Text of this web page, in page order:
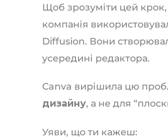
Щоб зрозуміти цей крок,
компанія
Diffusion. Вони
усередині редактора.
Canva вирішила цю
дизайну, а не для
Уяви, що ти кажеш: